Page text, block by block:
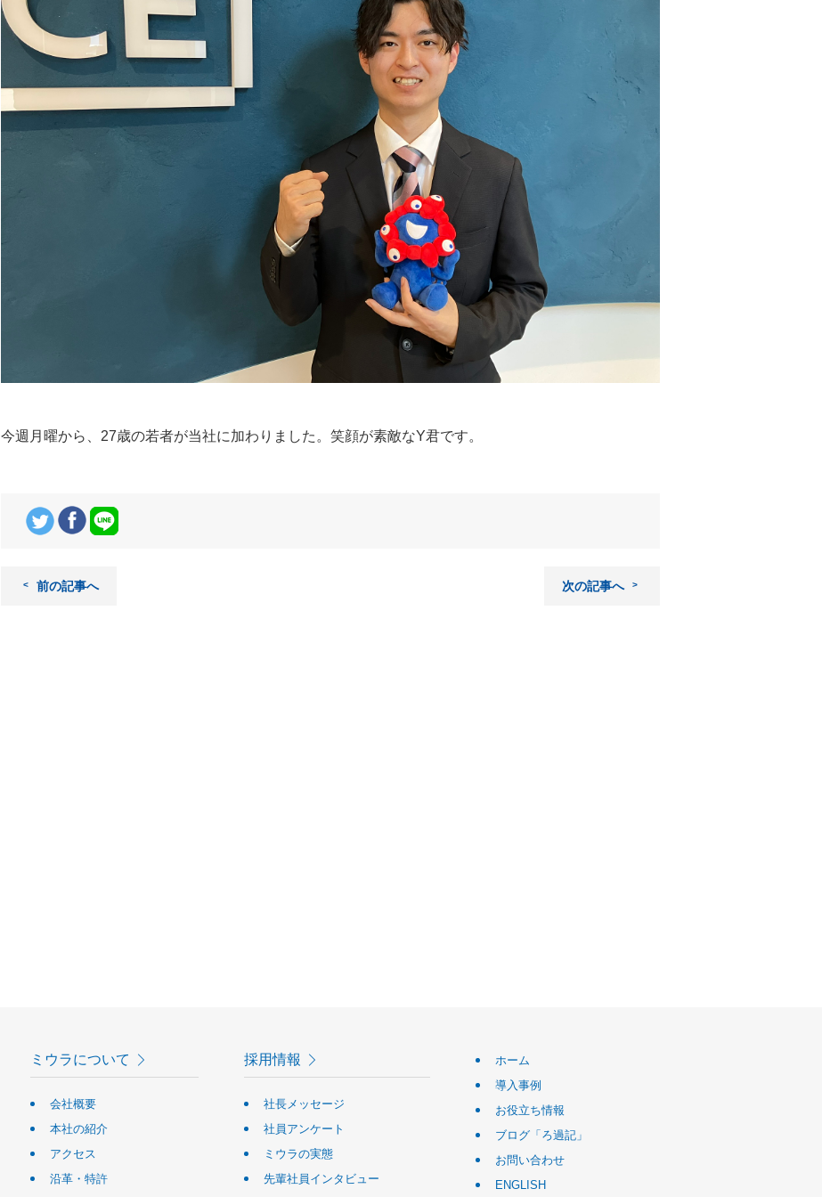
今週月曜から、27歳の若者が当社に加わりました。笑顔が素敵なY君です。
前の記事へ 次の記事へ
ミウラについて
会社概要
本社の紹介
アクセス
沿革・特許
採用情報
社長メッセージ
社員アンケート
ミウラの実態
先輩社員インタビュー
ホーム
導入事例
お役立ち情報
ブログ「ろ過記」
お問い合わせ
ENGLISH